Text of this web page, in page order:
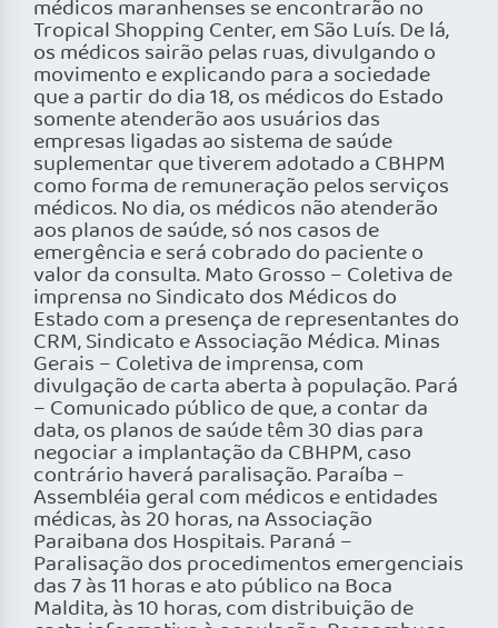
médicos maranhenses se encontrarão no
Tropical Shopping Center, em São Luís. De lá,
os médicos sairão pelas ruas, divulgando o
movimento e explicando para a sociedade
que a partir do dia 18, os médicos do Estado
somente atenderão aos usuários das
empresas ligadas ao sistema de saúde
suplementar que tiverem adotado a CBHPM
como forma de remuneração pelos serviços
médicos. No dia, os médicos não atenderão
aos planos de saúde, só nos casos de
emergência e será cobrado do paciente o
valor da consulta. Mato Grosso – Coletiva de
imprensa no Sindicato dos Médicos do
Estado com a presença de representantes do
CRM, Sindicato e Associação Médica. Minas
Gerais – Coletiva de imprensa, com
divulgação de carta aberta à população. Pará
– Comunicado público de que, a contar da
data, os planos de saúde têm 30 dias para
negociar a implantação da CBHPM, caso
contrário haverá paralisação. Paraíba –
Assembléia geral com médicos e entidades
médicas, às 20 horas, na Associação
Paraibana dos Hospitais. Paraná –
Paralisação dos procedimentos emergenciais
das 7 às 11 horas e ato público na Boca
Maldita, às 10 horas, com distribuição de